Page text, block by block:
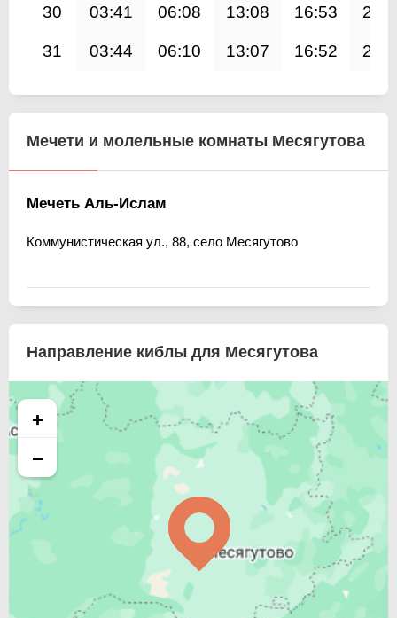
30 03:41 06:08 13:08 16:53
31 03:44 06:10 13:07 16:52
Мечети и молельные комнаты Месягутова
Мечеть Аль-Ислам
Коммунистическая ул., 88, село Месягутово
Направление киблы для Месягутова
+
−